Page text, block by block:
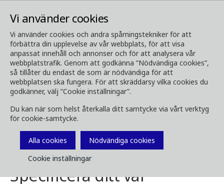
Vi använder cookies
Vi använder cookies och andra spårningstekniker för att
förbättra din upplevelse av vår webbplats, för att visa
anpassat innehåll och annonser och för att analysera vår
webbplatstrafik. Genom att godkänna ”Nödvändiga cookies”,
så tillåter du endast de som är nödvändiga för att
webbplatsen ska fungera. För att skräddarsy vilka cookies du
godkänner, välj ”Cookie inställningar”.
Du kan när som helst återkalla ditt samtycke via vårt verktyg
för cookie-samtycke.
Alla cookies
Nödvändiga cookies
Cookie inställningar
Media Ladda ner media
Ladda ner media
Här kan du ladda ner broschyrer, bilder, videor,
kundtidningar och annan media. Filtrera på
typ eller kategori i menyerna nedan.
Specificera ditt val